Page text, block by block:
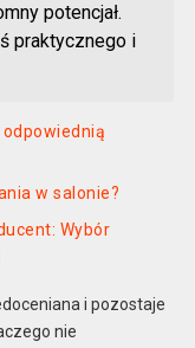
potencjał.
praktycznego i
w salonie?
Wybór
i pozostaje
nie